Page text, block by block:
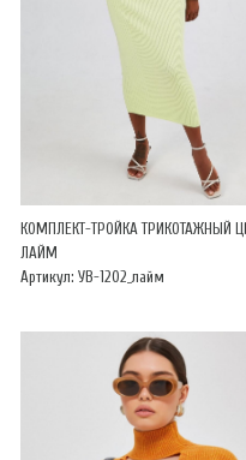
КОМПЛЕКТ-ТРОЙКА ТРИКОТАЖНЫЙ
ЛАЙМ
Артикул: УВ-1202_лайм